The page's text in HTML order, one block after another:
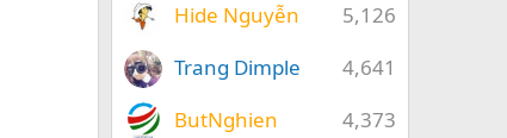
5,126
Hide Nguyễn
4,641
Trang Dimple
4,373
ButNghien